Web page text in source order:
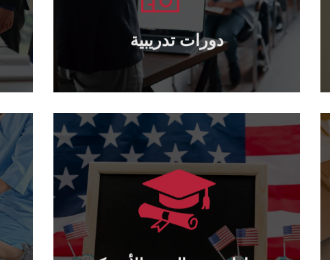
دورات تدريبية
دورات تدريبية
عقد الدورات التدريبية : القيادة – الإدارة –
شهادات من البورد الأمريكي
جميع الشهادات الصادرة عن البورد الأمريكي
يمكن تصديقها من وزارة الخارجية الأمريكية...
يتعلم أكثر